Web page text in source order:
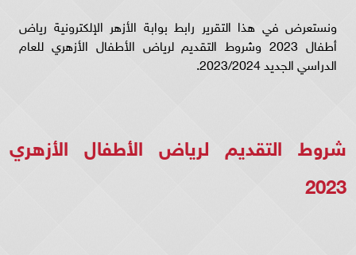
ونستعرض في هذا التقرير رابط بوابة الأزهر الإلكترونية رياض
أطفال 2023 وشروط التقديم لرياض الأطفال الأزهري للعام
الدراسي الجديد 2023/2024.
شروط التقديم لرياض الأطفال الأزهري
2023